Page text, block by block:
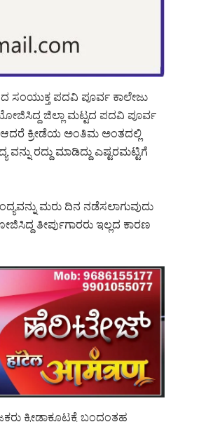
ಸಂಯುಕ್ತ ಪದವಿ ಪೂರ್ವ ಕಾಲೇಜು
ಜಿಲ್ಲಾ ಮಟ್ಟದ ಪದವಿ ಪೂರ್ವ
ಆದರೆ ಕ್ರೀಡೆಯ ಅಂತಿಮ ಅಂತದಲ್ಲಿ
ರದ್ದು ಮಾಡಿದ್ದು ಎಷ್ಟರಮಟ್ಟಿಗೆ
ಮರು ದಿನ ನಡೆಸಲಾಗುವುದು
ತೀರ್ಪುಗಾರರು ಇಲ್ಲದ ಕಾರಣ
ಕ್ರೀಡಾಕೂಟಕ್ಕೆ ಬಂದಂತಹ